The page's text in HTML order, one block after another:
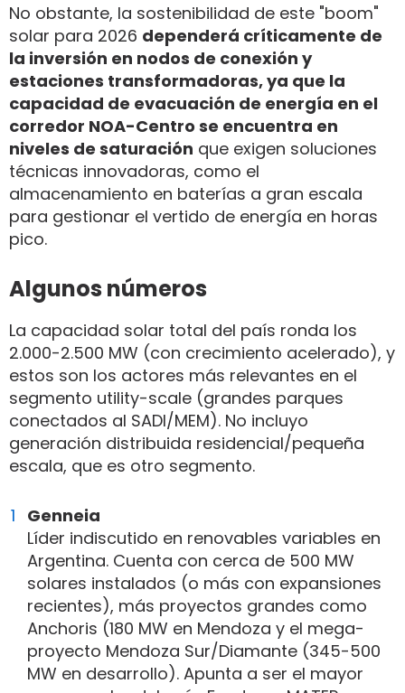
No obstante, la sostenibilidad de este "boom"
solar para 2026 dependerá críticamente de
la inversión en nodos de conexión y
estaciones transformadoras, ya que la
capacidad de evacuación de energía en el
corredor NOA-Centro se encuentra en
niveles de saturación que exigen soluciones
técnicas innovadoras, como el
almacenamiento en baterías a gran escala
para gestionar el vertido de energía en horas
pico.
Algunos números
La capacidad solar total del país ronda los
2.000-2.500 MW (con crecimiento acelerado), y
estos son los actores más relevantes en el
segmento utility-scale (grandes parques
conectados al SADI/MEM). No incluyo
generación distribuida residencial/pequeña
escala, que es otro segmento.
Genneia
Líder indiscutido en renovables variables en
Argentina. Cuenta con cerca de 500 MW
solares instalados (o más con expansiones
recientes), más proyectos grandes como
Anchoris (180 MW en Mendoza y el mega-
proyecto Mendoza Sur/Diamante (345-500
MW en desarrollo). Apunta a ser el mayor